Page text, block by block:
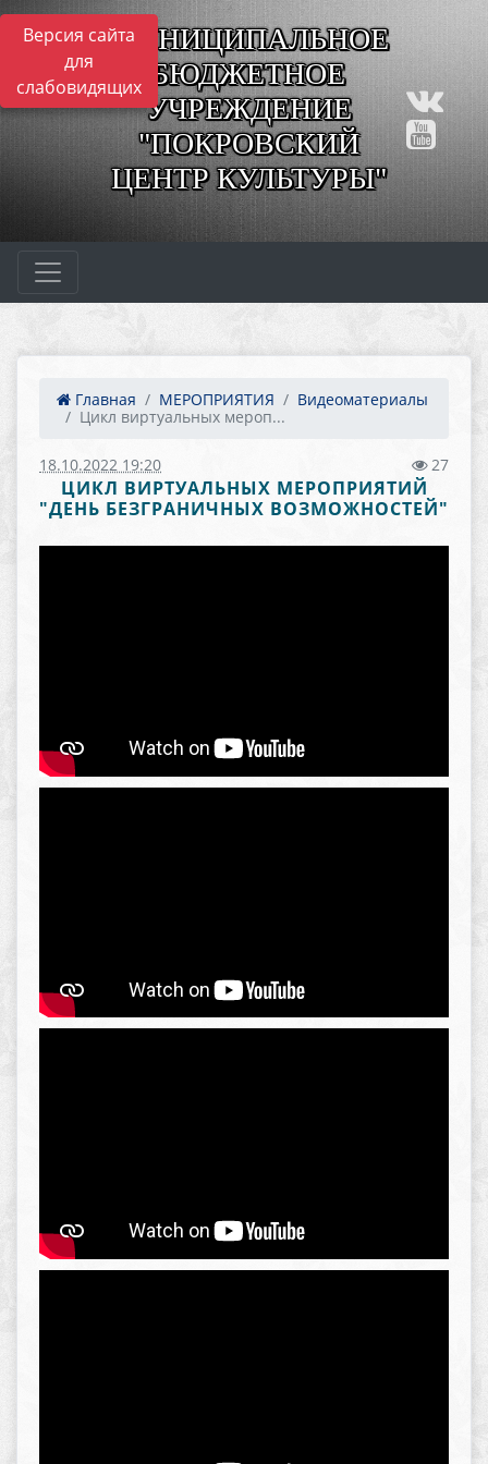
Версия сайта
для
слабовидящих
МУНИЦИПАЛЬНОЕ
БЮДЖЕТНОЕ
УЧРЕЖДЕНИЕ
"ПОКРОВСКИЙ
ЦЕНТР КУЛЬТУРЫ"
Главная МЕРОПРИЯТИЯ
Видеоматериалы
Цикл виртуальных мероп...
18.10.2022 19:20 27
ЦИКЛ ВИРТУАЛЬНЫХ МЕРОПРИЯТИЙ
"ДЕНЬ БЕЗГРАНИЧНЫХ ВОЗМОЖНОСТЕЙ"